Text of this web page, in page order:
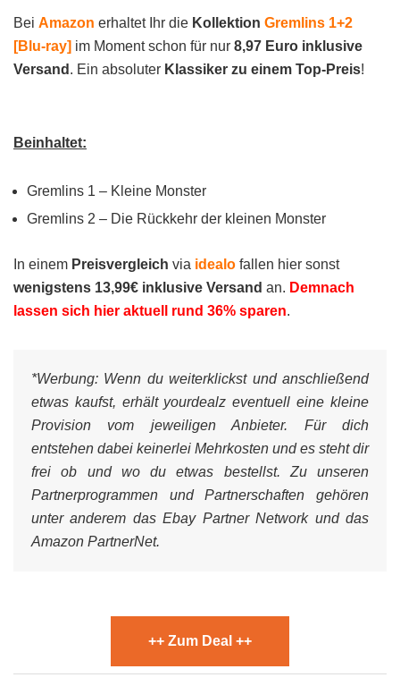
Bei Amazon erhaltet Ihr die Kollektion Gremlins 1+2
[Blu-ray] im Moment schon für nur 8,97 Euro inklusive
Versand . Ein absoluter Klassiker zu einem Top-Preis!
Beinhaltet:
Gremlins 1 – Kleine Monster
Gremlins 2 – Die Rückkehr der kleinen Monster
In einem Preisvergleich via idealo fallen hier sonst
wenigstens 13,99€ inklusive Versand an. Demnach
lassen sich hier aktuell rund 36% sparen.
*Werbung: Wenn du weiterklickst und anschließend
etwas kaufst, erhält yourdealz eventuell eine kleine
Provision vom jeweiligen Anbieter. Für dich
entstehen dabei keinerlei Mehrkosten und es steht dir
frei ob und wo du etwas bestellst. Zu unseren
Partnerprogrammen und Partnerschaften gehören
unter anderem das Ebay Partner Network und das
Amazon PartnerNet.
++ Zum Deal ++